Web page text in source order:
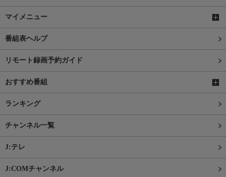
マイメニュー
番組表ヘルプ
リモート録画予約ガイド
おすすめ番組
ランキング
チャンネル一覧
J:テレ
J:COMチャンネル